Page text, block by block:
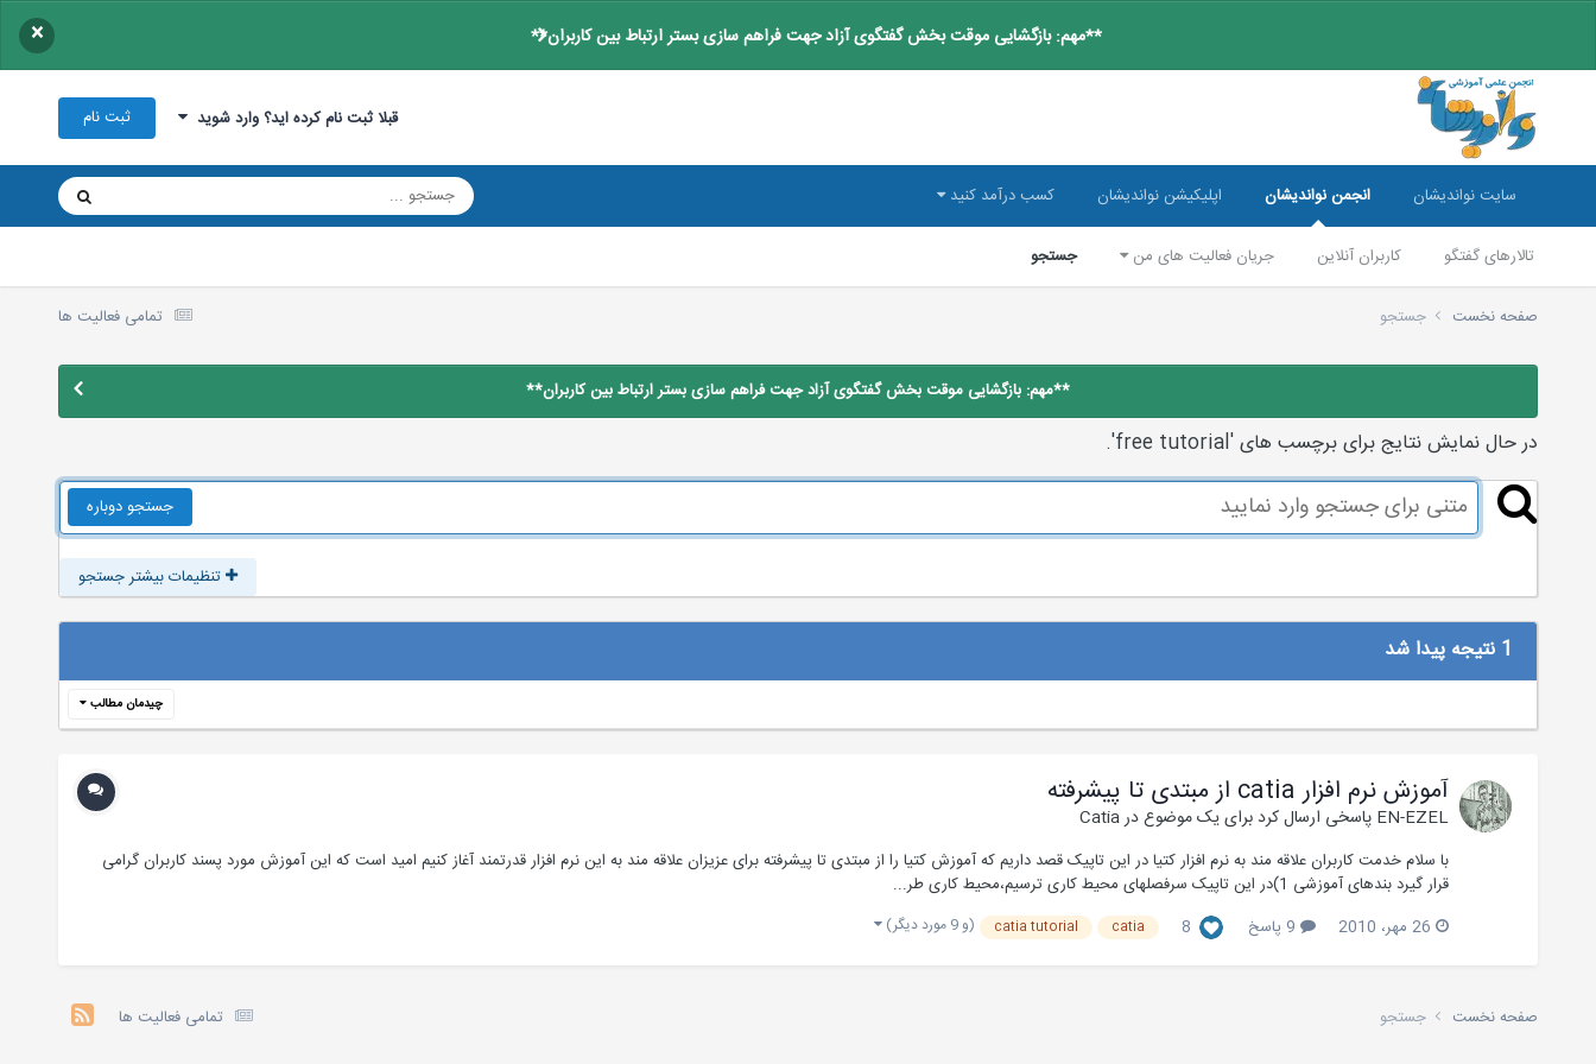
**مهم: بازگشایی موقت بخش گفتگوی آزاد جهت فراهم سازی بستر ارتباط بین کاربران** ×
قبلا ثبت نام کرده اید؟ وارد شوید ثبت نام
سایت نواندیشان انجمن نواندیشان
تالارهای گفتگو کاربران آنلاین جریان فعالیت های من جستجو
اپلیکیشن نواندیشان کسب درآمد کنید
تمامی فعالیت ها صفحه نخست جستجو
**مهم: بازگشایی موقت بخش گفتگوی آزاد جهت فراهم سازی بستر ارتباط بین کاربران**
در حال نمایش نتایج برای برچسب های 'free tutorial'.
جستجو دوباره
تنظیمات بیشتر جستجو
1 نتیجه پیدا شد
چیدمان مطالب
آموزش نرم افزار catia از مبتدی تا پیشرفته
EN-EZEL پاسخی ارسال کرد برای یک موضوع درCatia
با سلام خدمت کاربران علاقه مند به نرم افزار کتیا در این تاپیک قصد داریم که آموزش کتیا را از مبتدی تا پیشرفته برای عزیزان علاقه مند به این نرم افزار قدرتمند آغاز کنیم امید است که این آموزش مورد پسند کاربران گرامی
قرار گیرد بندهای آموزشی 1)در این تاپیک سرفصلهای محیط کاری ترسیم،محیط کاری طر...
26 مهر، 2010
9 پاسخ 8
catia
catia tutorial (و 9 مورد دیگر)
تمامی فعالیت ها صفحه نخست جستجو